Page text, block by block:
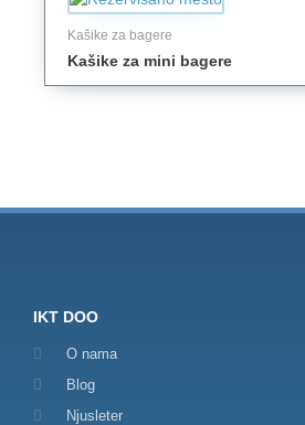
Kašike za bagere
Kašike za mini bagere
IKT DOO
O nama
Blog
Njusleter